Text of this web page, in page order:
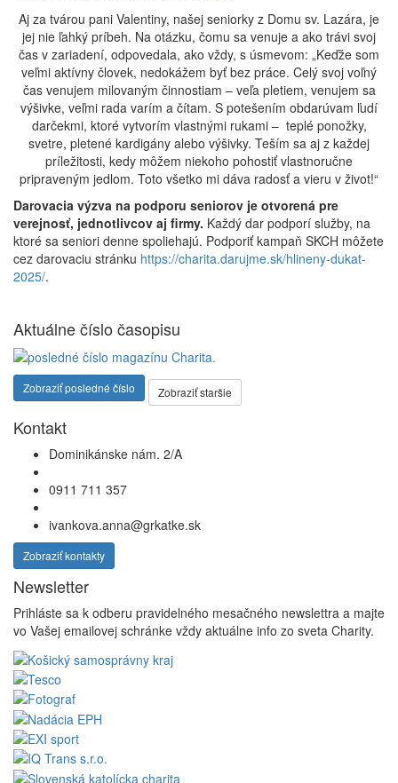
Aj za tvárou pani Valentiny, našej seniorky z Domu sv. Lazára, je
jej nie ľahký príbeh. Na otázku, čomu sa venuje a ako trávi svoj
čas v zariadení, odpovedala, ako vždy, s úsmevom: „Keďže som
veľmi aktívny človek, nedokážem byť bez práce. Celý svoj voľný
čas venujem milovaným činnostiam – veľa pletiem, venujem sa
výšivke, veľmi rada varím a čítam. S potešením obdarúvam ľudí
darčekmi, ktoré vytvorím vlastnými rukami – teplé ponožky,
svetre, pletené kardigány alebo výšivky. Teším sa aj z každej
príležitosti, kedy môžem niekoho pohostiť vlastnoručne
pripraveným jedlom. Toto všetko mi dáva radosť a vieru v život!“
Darovacia výzva na podporu seniorov je otvorená pre
verejnosť, jednotlivcov aj firmy. Každý dar podporí služby, na
ktoré sa seniori denne spoliehajú. Podporiť kampaň SKCH môžete
cez darovaciu stránku https://charita.darujme.sk/hlineny-dukat-
2025/.
Aktuálne číslo časopisu
Zobraziť posledné číslo Zobraziť staršie
Kontakt
Dominikánske nám. 2/A
0911 711 357
ivankova.anna@grkatke.sk
Zobraziť kontakty
Newsletter
Prihláste sa k odberu pravidelného mesačného newslettra a majte
vo Vašej emailovej schránke vždy aktuálne info zo sveta Charity.